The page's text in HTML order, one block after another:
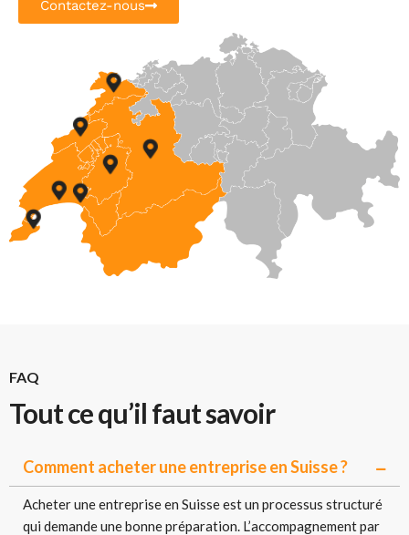
Contactez-nous
FAQ
Tout ce qu’il faut savoir
Comment acheter une entreprise en Suisse ?
Acheter une entreprise en Suisse est un processus structuré
qui demande une bonne préparation. L’accompagnement par